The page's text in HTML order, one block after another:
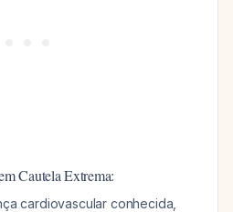
Cautela Extrema:
cardiovascular conhecida,